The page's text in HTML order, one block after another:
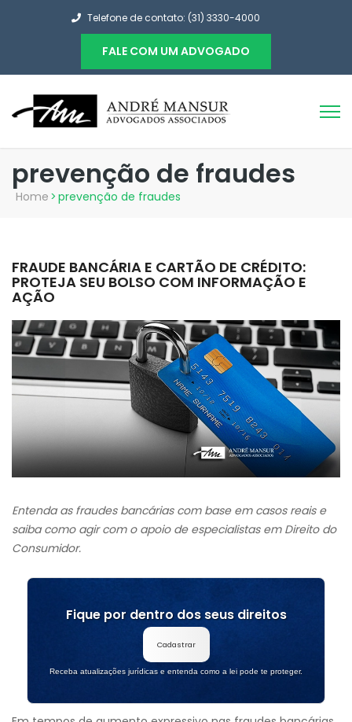
Telefone de contato: (31) 3330-4000
FALE COM UM ADVOGADO
prevenção de fraudes
Home > prevenção de fraudes
FRAUDE BANCÁRIA E CARTÃO DE CRÉDITO:
PROTEJA SEU BOLSO COM INFORMAÇÃO E
AÇÃO
Entenda as fraudes bancárias com base em casos reais e
saiba como agir com o apoio de especialistas em Direito do
Consumidor.
Fique por dentro dos seus direitos
Cadastrar
Receba atualizações jurídicas e entenda como a lei pode te proteger.